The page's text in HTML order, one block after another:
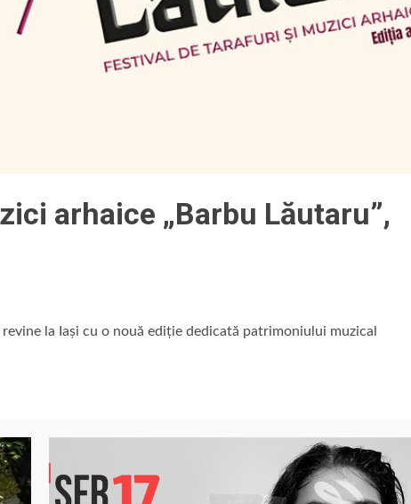
arhaice „Barbu Lăutaru”,
la Iași cu o nouă ediție dedicată patrimoniului muzical